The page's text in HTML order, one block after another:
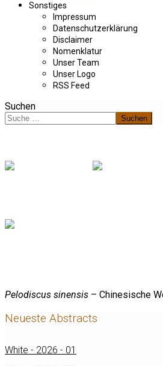
Sonstiges
Impressum
Datenschutzerklärung
Disclaimer
Nomenklatur
Unser Team
Unser Logo
RSS Feed
Suchen
Suchen
Pelodiscus sinensis – Chinesische
Neueste Abstracts
White - 2026 - 01